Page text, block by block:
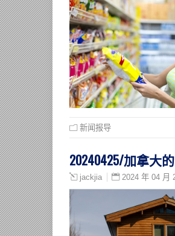
新闻报导
20240425/加拿大
jackjia 2024 年 04 月